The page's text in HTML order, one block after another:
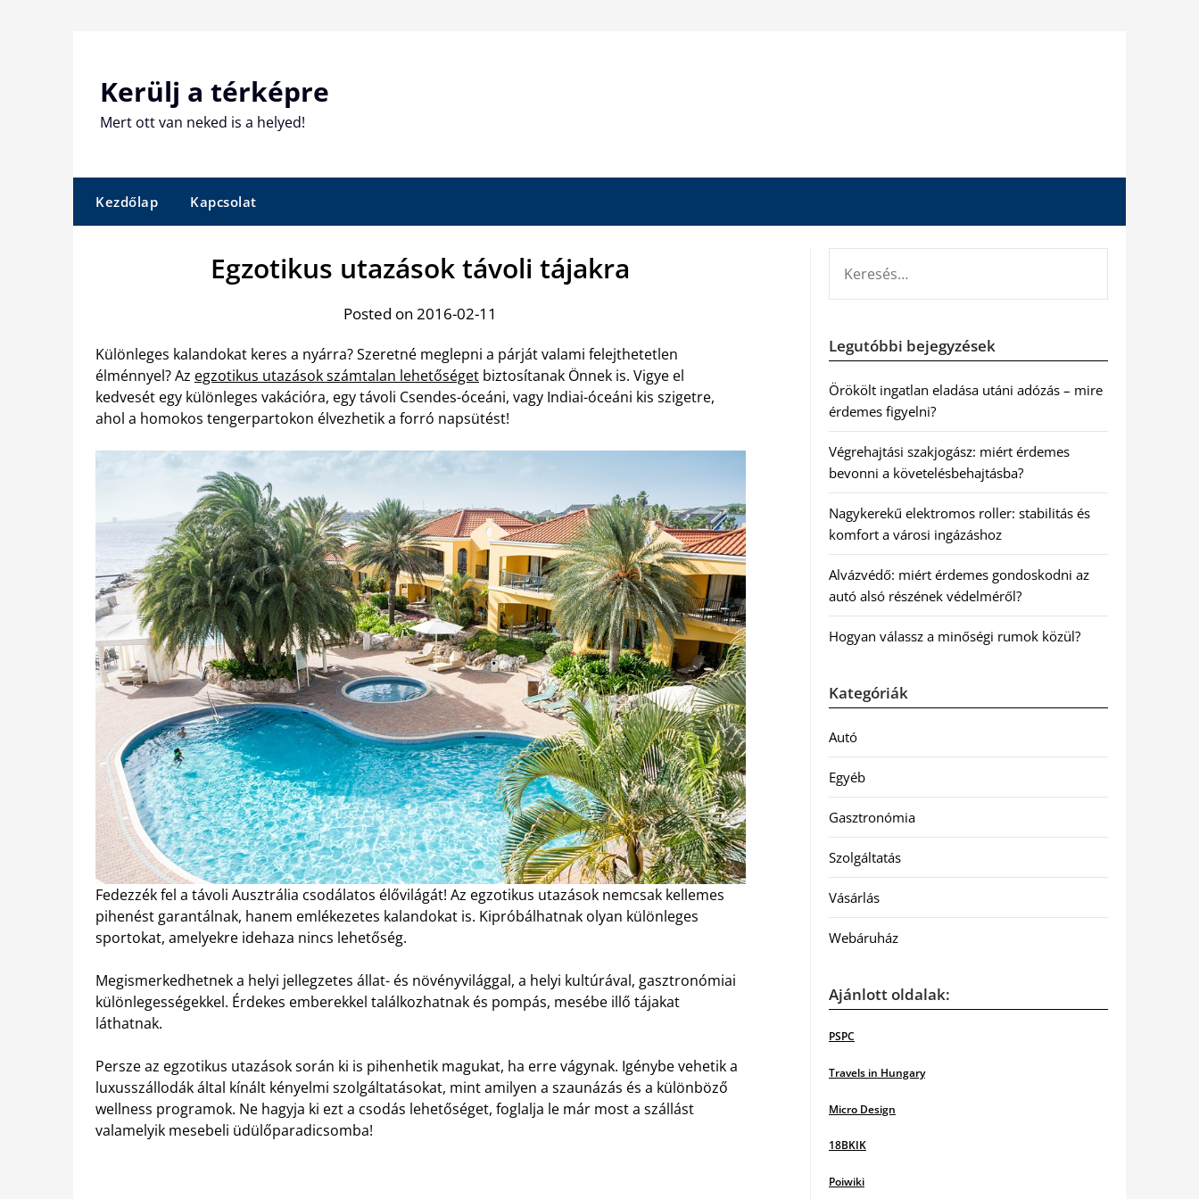
Kerülj a térképre
Mert ott van neked is a helyed!
Kezdőlap Kapcsolat
Egzotikus utazások távoli tájakra
Posted on 2016-02-11
Különleges kalandokat keres a nyárra? Szeretné meglepni a párját valami felejthetetlen
élménnyel? Az egzotikus utazások számtalan lehetőséget biztosítanak Önnek is. Vigye el
kedvesét egy különleges vakációra, egy távoli Csendes-óceáni, vagy Indiai-óceáni kis szigetre,
ahol a homokos tengerpartokon élvezhetik a forró napsütést!
Fedezzék fel a távoli Ausztrália csodálatos élővilágát! Az egzotikus utazások nemcsak kellemes
pihenést garantálnak, hanem emlékezetes kalandokat is. Kipróbálhatnak olyan különleges
sportokat, amelyekre idehaza nincs lehetőség.
Megismerkedhetnek a helyi jellegzetes állat- és növényvilággal, a helyi kultúrával, gasztronómiai
különlegességekkel. Érdekes emberekkel találkozhatnak és pompás, mesébe illő tájakat
láthatnak.
Persze az egzotikus utazások során ki is pihenhetik magukat, ha erre vágynak. Igénybe vehetik a
luxusszállodák által kínált kényelmi szolgáltatásokat, mint amilyen a szaunázás és a különböző
wellness programok. Ne hagyja ki ezt a csodás lehetőséget, foglalja le már most a szállást
valamelyik mesebeli üdülőparadicsomba!
Legutóbbi bejegyzések
Örökölt ingatlan eladása utáni adózás – mire
érdemes figyelni?
Végrehajtási szakjogász: miért érdemes
bevonni a követelésbehajtásba?
Nagykerekű elektromos roller: stabilitás és
komfort a városi ingázáshoz
Alvázvédő: miért érdemes gondoskodni az
autó alsó részének védelméről?
Hogyan válassz a minőségi rumok közül?
Kategóriák
Autó
Egyéb
Gasztronómia
Szolgáltatás
Vásárlás
Webáruház
Ajánlott oldalak:
PSPC
Travels in Hungary
Micro Design
18BKIK
Poiwiki